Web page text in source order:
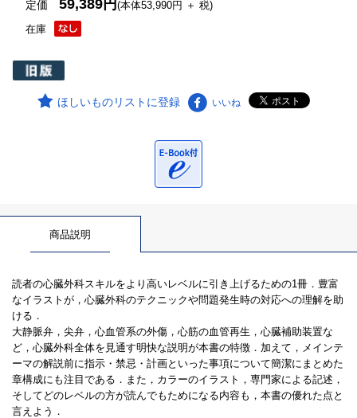
在庫
定価59,389円(本体53,990円 ＋ 税)
ほしいものリストに登録 いいね
商品説明
読者の心臓外科スキルをより高いレベルに引き上げるための1冊．豊富
なイラストが，心臓外科のテクニックや問題発生時の対応への理解を助
ける．
大静脈弁，尖弁，心血管系の外傷，心筋の血管再生，心臓補助装置な
ど，心臓外科全体を見通す明快な説明が本書の特徴．加えて，メインテ
ーマの解説前に指示・禁忌・計画といった事項について簡潔にまとめた
章構成にも注目である．また，カラーのイラスト，専門家による記述，
そしてどのレベルの方が読んでもためになる内容も，本書の優れた点と
言えよう．